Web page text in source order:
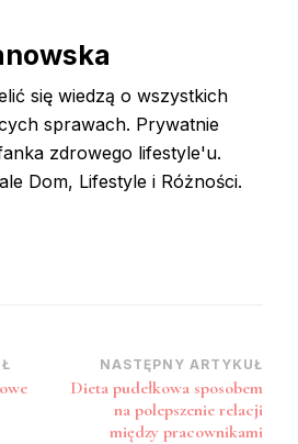
się wiedzą o wszystkich
sprawach. Prywatnie
zdrowego lifestyle'u.
Dom, Lifestyle i Różności.
NASTĘPNY ARTYKUŁ
Dieta pudełkowa sposobem
na polepszenie relacji
między pracownikami